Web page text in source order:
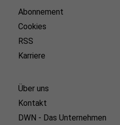
Abonnement
Cookies
RSS
Karriere
Über uns
Kontakt
DWN - Das Unternehmen